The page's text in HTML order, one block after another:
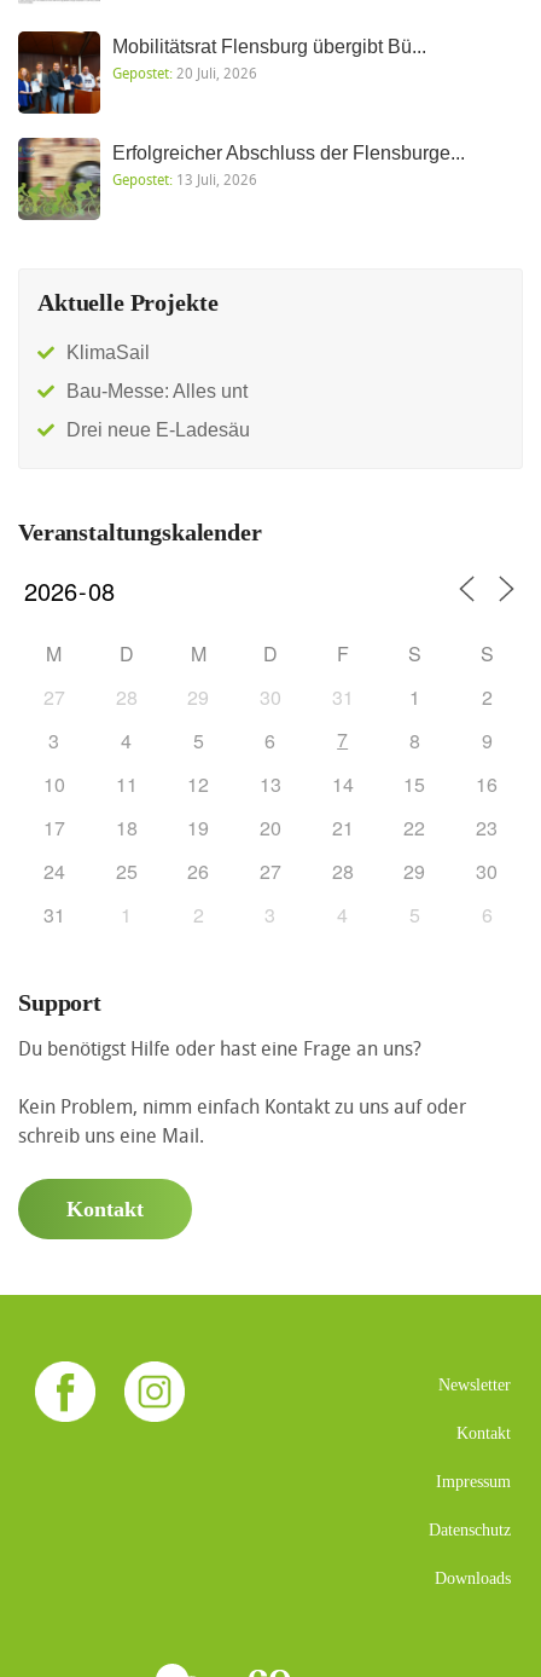
Mobilitätsrat Flensburg übergibt Bü...
Gepostet:20 Juli, 2026
Erfolgreicher Abschluss der Flensburge...
Gepostet: 13 Juli, 2026
Aktuelle Projekte
KlimaSail
Bau-Messe: Alles unt
Drei neue E-Ladesäu
Veranstaltungskalender
M D M D F S
S
27
28 29 30 31 1
2
3
4 5 6 7 8
9
10
11 12 13 14 15
16
17
18 19 20 21 22
23
24
25 26 27 28 29
30
31
1 2 3 4 5 6
Support
Du benötigst Hilfe oder hast eine Frage an uns?
Kein Problem, nimm einfach Kontakt zu uns auf oder
schreib uns eine Mail.
Kontakt
Newsletter
Kontakt
Impressum
Datenschutz
Downloads